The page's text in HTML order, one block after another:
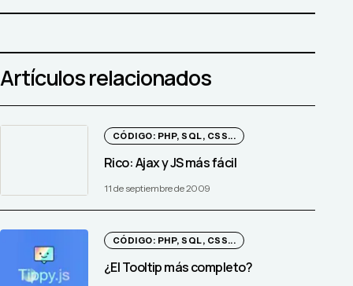
Artículos relacionados
CÓDIGO: PHP, SQL, CSS...
Rico: Ajax y JS más fácil
11 de septiembre de 2009
CÓDIGO: PHP, SQL, CSS...
¿El Tooltip más completo?